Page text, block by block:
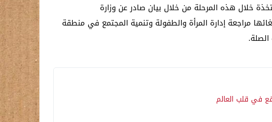
خلال هذه المرحلة من خلال بيان صادر عن وزارة
مراجعة إدارة المرأة والطفولة وتنمية المجتمع في منطقة
في قلب العالم